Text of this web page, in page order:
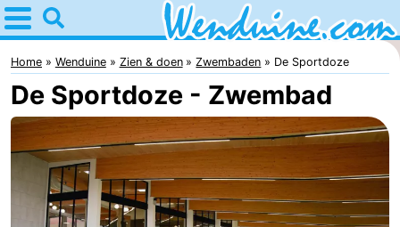
Home
Wenduine
Tips
kinderen
Overnachten
Appartementen
Home Wenduine Zien & doen Zwembaden De Sportdoze
De Sportdoze - Zwembad